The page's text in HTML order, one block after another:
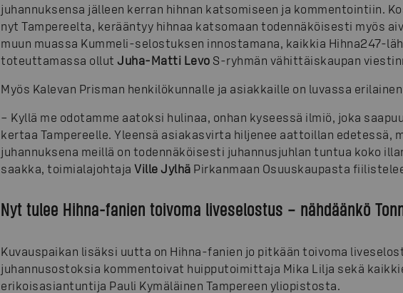
juhannuksensa jälleen kerran hihnan katsomiseen ja kommentointiin.
nyt Tampereelta, kerääntyy hihnaa katsomaan todennäköisesti myös
muun muassa Kummeli-selostuksen innostamana, kaikkia Hihna247-
toteuttamassa ollut Juha-Matti Levo S-ryhmän vähittäiskaupan
Myös Kalevan Prisman henkilökunnalle ja asiakkaille on luvassa
– Kyllä me odotamme aatoksi hulinaa, onhan kyseessä ilmiö, joka
kertaa Tampereelle. Yleensä asiakasvirta hiljenee aattoillan edetessä,
juhannuksena meillä on todennäköisesti juhannusjuhlan tuntua koko
saakka, toimialajohtaja Ville Jylhä Pirkanmaan Osuuskaupasta
Nyt tulee Hihna-fanien toivoma liveselostus – nähdäänkö
Kuvauspaikan lisäksi uutta on Hihna-fanien jo pitkään toivoma
juhannusostoksia kommentoivat huipputoimittaja Mika Lilja sekä
erikoisasiantuntija Pauli Kymäläinen Tampereen yliopistosta.